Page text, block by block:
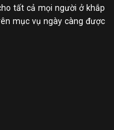
tất cả mọi người ở khắp
mục vụ ngày càng được